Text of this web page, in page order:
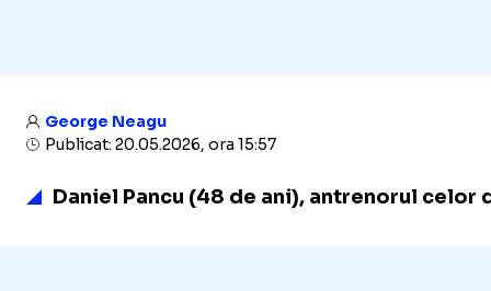
George Neagu
Publicat: 20.05.2026, ora 15:57
Daniel Pancu (48 de ani), antrenorul celor